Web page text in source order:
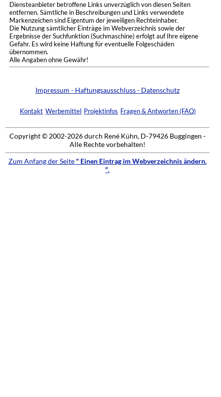
Diensteanbieter betroffene Links unverzüglich von diesen Seiten
entfernen. Sämtliche in Beschreibungen und Links verwendete
Markenzeichen sind Eigentum der jeweiligen Rechteinhaber.
Die Nutzung sämtlicher Einträge im Webverzeichnis sowie der
Ergebnisse der Suchfunktion (Suchmaschine) erfolgt auf Ihre eigene
Gefahr. Es wird keine Haftung für eventuelle Folgeschäden
übernommen.
Alle Angaben ohne Gewähr!
Impressum - Haftungsausschluss - Datenschutz
Kontakt Werbemittel Projektinfos Fragen & Antworten (FAQ)
Copyright © 2002-2026 durch René Kühn, D-79426 Buggingen -
Alle Rechte vorbehalten!
Zum Anfang der Seite " Einen Eintrag im Webverzeichnis ändern.
".